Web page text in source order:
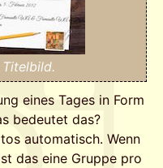
eines Tages in Form
bedeutet das?
automatisch. Wenn
das eine Gruppe pro